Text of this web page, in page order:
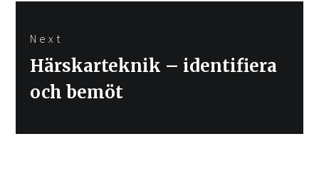
Next
Next
post:
Härskarteknik – identifiera
och bemöt